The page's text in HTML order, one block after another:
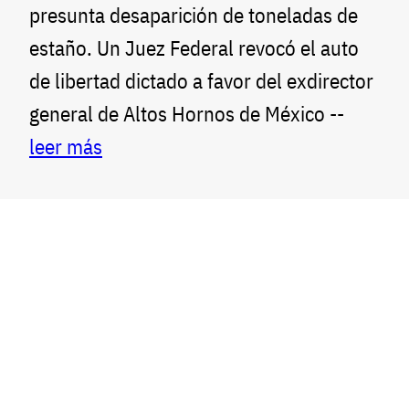
presunta desaparición de toneladas de
estaño. Un Juez Federal revocó el auto
de libertad dictado a favor del exdirector
general de Altos Hornos de México --
leer más